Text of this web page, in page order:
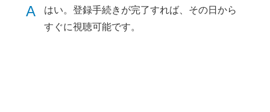
A
はい。登録手続きが完了すれば、その日から
すぐに視聴可能です。